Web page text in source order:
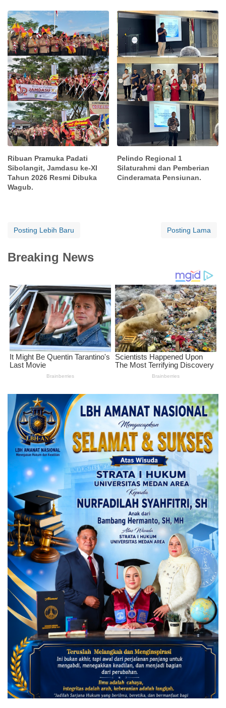
Ribuan Pramuka Padati
Sibolangit, Jamdasu ke-XI
Tahun 2026 Resmi Dibuka
Wagub.
Pelindo Regional 1
Silaturahmi dan Pemberian
Cinderamata Pensiunan.
Posting Lebih Baru Posting Lama
Breaking News